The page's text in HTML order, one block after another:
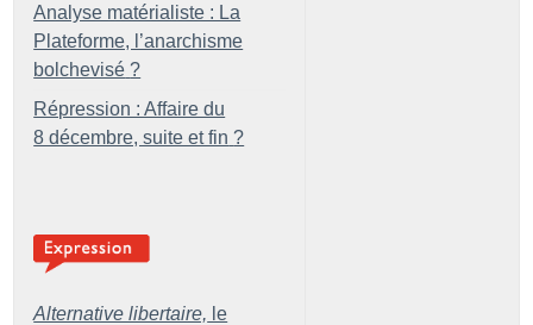
Analyse matérialiste : La
Plateforme, l’anarchisme
bolchevisé ?
Répression : Affaire du
8 décembre, suite et fin ?
Alternative libertaire, le